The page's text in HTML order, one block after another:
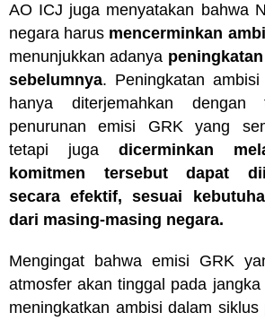
AO ICJ juga menyatakan bahwa
negara harus mencerminkan
menunjukkan adanya
sebelumnya. Peningkatan
hanya diterjemahkan dengan
penurunan emisi GRK yang
tetapi juga dicerminkan
komitmen tersebut dapat
secara efektif, sesuai
dari masing-masing negara.
Mengingat bahwa emisi GRK
atmosfer akan tinggal pada
meningkatkan ambisi dalam siklus